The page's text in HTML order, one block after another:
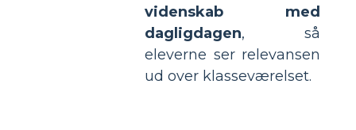
videnskab med
dagligdagen, så
eleverne ser relevansen
ud over klasseværelset.